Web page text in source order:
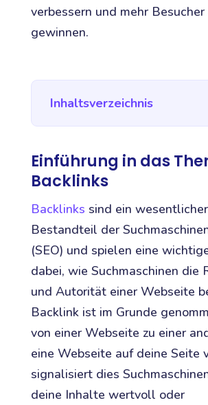
verbessern und mehr Besucher
gewinnen.
Inhaltsverzeichnis
Einführung in das
Backlinks
Backlinks sind ein wesentlicher
Bestandteil der
(SEO) und spielen eine
dabei, wie Suchmaschinen die
und Autorität einer Webseite
Backlink ist im Grunde
von einer Webseite zu einer
eine Webseite auf deine Seite
signalisiert dies
deine Inhalte wertvoll oder